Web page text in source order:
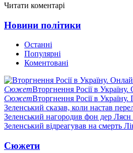
Читати коментарі
Новини політики
Останні
Популярні
Коментовані
СюжетВторгнення Росії в
СюжетВторгнення Росії в Україну.
Зеленський сказав, коли настав
Зеленський нагородив фон дер
Зеленський відреагував на смерть
Сюжети